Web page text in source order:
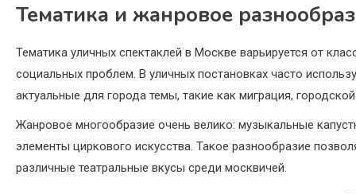
Тематика и жанровое
Тематика уличных спектаклей в Москве варьируется от
социальных проблем. В уличных постановках часто
актуальные для города темы, такие как миграция,
Жанровое многообразие очень велико: музыкальные
элементы циркового искусства. Такое разнообразие
различные театральные вкусы среди москвичей.